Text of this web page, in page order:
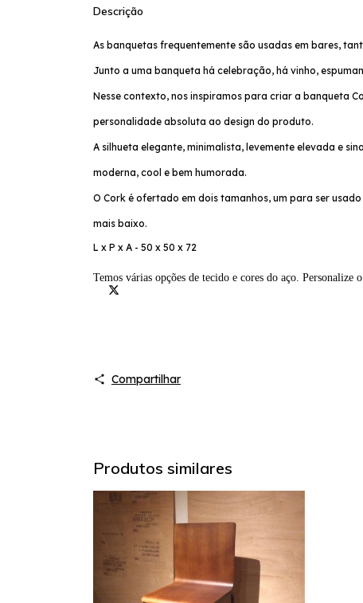
Descrição
As banquetas frequentemente são usadas em bares,
Junto a uma banqueta há celebração, há vinho,
Nesse contexto, nos inspiramos para criar a banqueta
personalidade absoluta ao design do produto.
A silhueta elegante, minimalista, levemente elevada e
moderna, cool e bem humorada.
O Cork é ofertado em dois tamanhos, um para ser
mais baixo.
L x P x A - 50 x 50 x 72
Temos várias opções de tecido e cores do aço. Personalize
Compartilhar
Produtos similares